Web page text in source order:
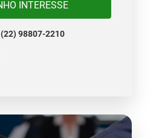
TENHO INTERESSE
(22) 98807-2210